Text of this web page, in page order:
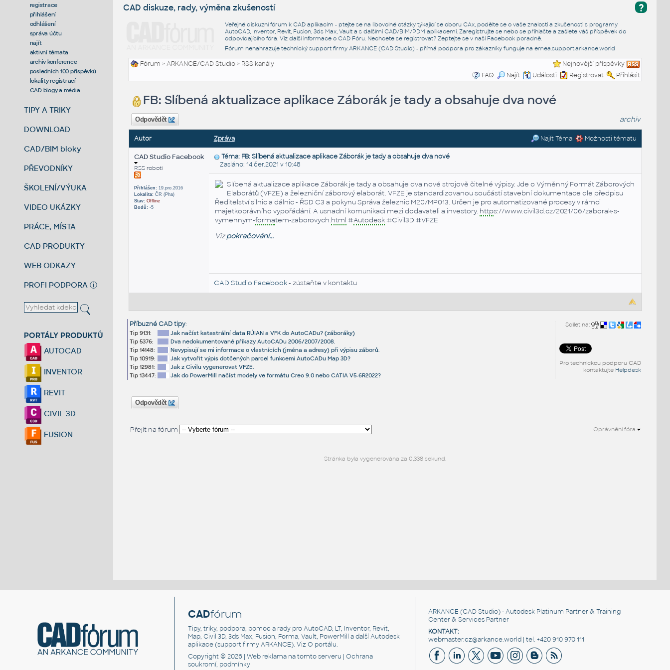
registrace
přihlášení
odhlášení
správa účtu
najít
aktivní témata
archiv konference
posledních 100 příspěvků
lokality registrací
CAD blogy a média
TIPY A TRIKY
DOWNLOAD
CAD/BIM bloky
PŘEVODNÍKY
ŠKOLENÍ/VÝUKA
VIDEO UKÁZKY
PRÁCE, MÍSTA
CAD PRODUKTY
WEB ODKAZY
PROFI PODPORA ⓘ
PORTÁLY PRODUKTŮ
AUTOCAD
INVENTOR
REVIT
CIVIL 3D
FUSION
?
CAD diskuze, rady, výměna zkušeností
Veřejné diskuzní fórum k CAD aplikacím - ptejte se na libovolné otázky týkající se oboru CAx, podělte se o vaše znalosti a zkušenosti s programy
AutoCAD, Inventor, Revit, Fusion, 3ds Max, Vault a s dalšími CAD/BIM/PDM aplikacemi. Zaregistrujte se nebo se přihlašte a zašlete váš příspěvek do
odpovídajícího fóra. Viz další informace o CAD Fóru. Nechcete se registrovat? Zeptejte se v naší Facebook poradně.
Fórum nenahrazuje technický support firmy ARKANCE (CAD Studio) - přímá podpora pro zákazníky funguje na emea.support.arkance.world
Fórum >ARKANCE/CAD Studio> RSS kanály
Nejnovější příspěvky
FAQ
Najít Události Registrovat Přihlásit
FB: Slíbená aktualizace aplikace Záborák je tady a obsahuje dva nové
Odpovědět archiv
Autor Zpráva Najít Téma Možnosti tématu
CAD Studio Facebook
RSS roboti
Přihlášen:19.pro.2016
Lokalita:ČR (Pha)
Stav: Offline
Bodů:-5
Téma: FB: Slíbená aktualizace aplikace Záborák je tady a obsahuje dva nové
Zasláno: 14.čer.2021 v 10:48
Slíbená aktualizace aplikace Záborák je tady a obsahuje dva nové strojově čitelné výpisy. Jde o Výměnný Formát Záborových
Elaborátů (VFZE) a železniční záborový elaborát. VFZE je standardizovanou součástí stavební dokumentace dle předpisu
Ředitelství silnic a dálnic - ŘSD C3 a pokynu Správa železnic M20/MP013. Určen je pro automatizované procesy v rámci
majetkoprávního vypořádání. A usnadní komunikaci mezi dodavateli a investory. https://www.civil3d.cz/2021/06/zaborak-s-
vymennym-formatem-zaborovych.html #Autodesk#Civil3D #VFZE
Vizpokračování...
CAD Studio Facebook- zústaňte v kontaktu
Sdílet na:
Pro technickou podporu CAD
kontaktujte Helpdesk
Příbuzné CAD tipy:
Tip 9131:
Jak načíst katastrální data RÚIAN a VFK do AutoCADu? (záboráky)
Tip 5376:
Dva nedokumentované příkazy AutoCADu 2006/2007/2008.
Tip 14148:
Nevypisují se mi informace o vlastnících (jména a adresy) při výpisu záborů.
Tip 10919:
Jak vytvořit výpis dotčených parcel funkcemi AutoCADu Map 3D?
Tip 12981:
Jak z Civilu vygenerovat VFZE.
Tip 13447:
Jak do PowerMill načíst modely ve formátu Creo 9.0 nebo CATIA V5-6R2022?
Odpovědět
Přejít na fórum Oprávnění fóra
Stránka byla vygenerována za 0,338 sekund.
CADfórum
Tipy, triky, podpora, pomoc a rady pro AutoCAD, LT, Inventor, Revit,
Map, Civil 3D, 3ds Max, Fusion, Forma, Vault, PowerMill a další Autodesk
aplikace (support firmy ARKANCE). VizO portálu.
Copyright © 2026 |Web reklama na tomto serveru |Ochrana
soukromí, podmínky
ARKANCE (CAD Studio) - Autodesk Platinum Partner & Training
Center & Services Partner
KONTAKT:
webmaster.cz@arkance.world | tel. +420 910 970 111